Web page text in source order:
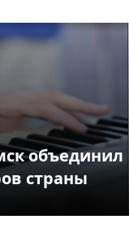
объединил
страны